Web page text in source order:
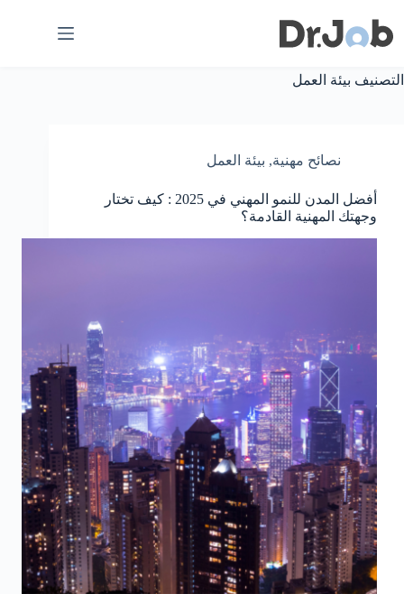
إلى
المحتوى
التصنيف بيئة العمل
نصائح مهنية, بيئة العمل
أفضل المدن للنمو المهني في 2025 : كيف تختار
وجهتك المهنية القادمة؟